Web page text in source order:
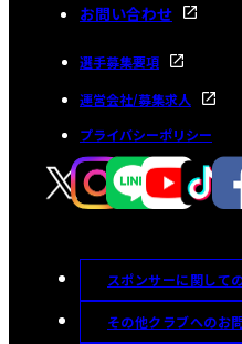
お問い合わせ
選手募集要項
運営会社/募集求人
プライバシーポリシー
スポンサーに関して
その他クラブへのお